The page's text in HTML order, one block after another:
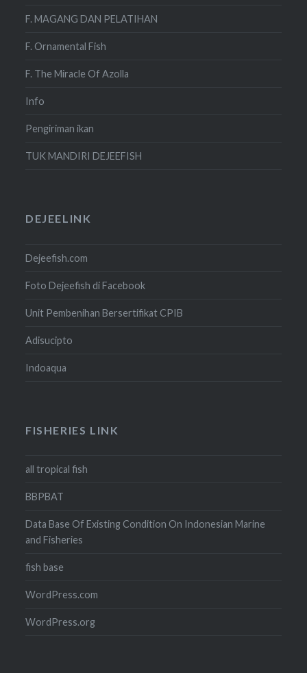
F. MAGANG DAN PELATIHAN
F. Ornamental Fish
F. The Miracle Of Azolla
Info
Pengiriman ikan
TUK MANDIRI DEJEEFISH
DEJEELINK
Dejeefish.com
Foto Dejeefish di Facebook
Unit Pembenihan Bersertifikat CPIB
Adisucipto
Indoaqua
FISHERIES LINK
all tropical fish
BBPBAT
Data Base Of Existing Condition On Indonesian Marine
and Fisheries
fish base
WordPress.com
WordPress.org